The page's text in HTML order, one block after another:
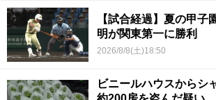
【試合経過】夏の甲
明が関東第一に勝利
2026/8/8(土)18:50
ビニールハウスからシ